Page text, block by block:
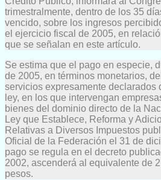
trimestralmente, dentro de los 35
vencido, sobre los ingresos
el ejercicio fiscal de 2005, en
que se señalan en este artículo.
Se estima que el pago en especie,
de 2005, en términos monetarios,
servicios expresamente declarados
ley, en los que intervengan
bienes del dominio directo de la
Ley que Establece, Reforma y
Relativas a Diversos Impuestos
Oficial de la Federación el 31 de
pago se regula en el decreto
2002, ascenderá al equivalente de
pesos.